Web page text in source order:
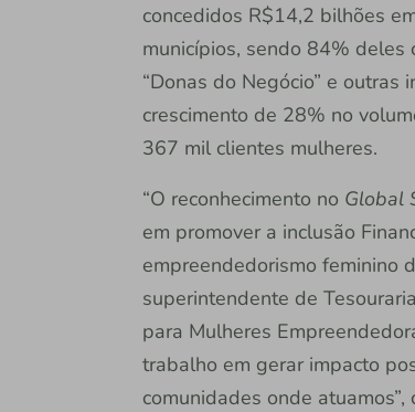
concedidos R$14,2 bilhões
municípios, sendo 84% deles
“Donas do Negócio” e outras
crescimento de 28% no
367 mil clientes mulheres.
“O reconhecimento no Global
em promover a inclusão
empreendedorismo feminino
superintendente de
para Mulheres
trabalho em gerar impacto
comunidades onde atuamos”,